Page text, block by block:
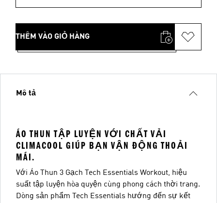
THÊM VÀO GIỎ HÀNG
Mô tả
ÁO THUN TẬP LUYỆN VỚI CHẤT VẢI
CLIMACOOL GIÚP BẠN VẬN ĐỘNG THOẢI
MÁI.
Với Áo Thun 3 Gạch Tech Essentials Workout, hiệu
suất tập luyện hòa quyện cùng phong cách thời trang.
Dòng sản phẩm Tech Essentials hướng đến sự kết